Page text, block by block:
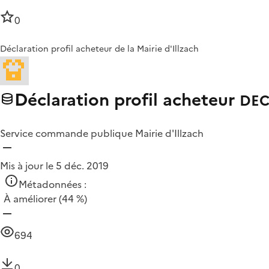
0
Déclaration profil acheteur de la Mairie d'Illzach
Déclaration profil acheteur
Service commande publique Mairie d'Illzach
Mis à jour le 5 déc. 2019
Métadonnées :
À améliorer(44 %)
694